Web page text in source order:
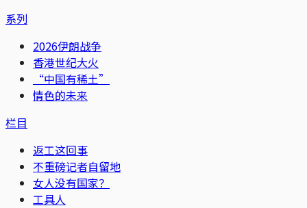
系列
2026伊朗战争
香港世纪大火
“中国有稀土”
情色的未来
栏目
返工这回事
不重磅记者自留地
女人没有国家？
工具人